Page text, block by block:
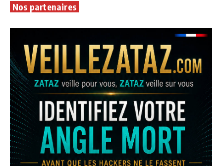
Nos partenaires